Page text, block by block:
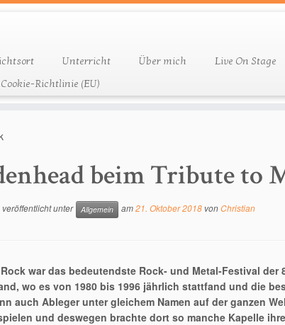
Unterricht Über mich Live On Stage
Cookie-Richtlinie (EU)
beim Tribute to
unter Allgemein am21. Oktober 2018 vonChristian
war das bedeutendste Rock- und Metal-Festival
wo es von 1980 bis 1996 jährlich stattfand und die
auch Ableger unter gleichem Namen auf der ganzen
und deswegen brachte dort so manche Kapelle